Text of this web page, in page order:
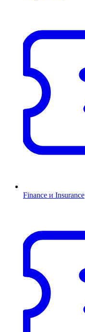
Finance и Insurance